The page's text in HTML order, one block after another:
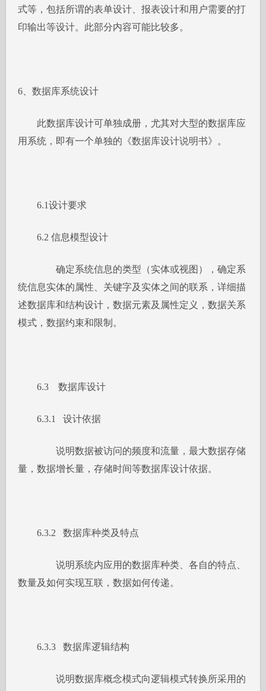
式等，包括所谓的表单设计、报表设计和用户需要的打
印输出等设计。此部分内容可能比较多。
6、数据库系统设计
此数据库设计可单独成册，尤其对大型的数据库应
用系统，即有一个单独的《数据库设计说明书》。
6.1设计要求
6.2 信息模型设计
确定系统信息的类型（实体或视图），确定系
统信息实体的属性、关键字及实体之间的联系，详细描
述数据库和结构设计，数据元素及属性定义，数据关系
模式，数据约束和限制。
6.3 数据库设计
6.3.1 设计依据
说明数据被访问的频度和流量，最大数据存储
量，数据增长量，存储时间等数据库设计依据。
6.3.2 数据库种类及特点
说明系统内应用的数据库种类、各自的特点、
数量及如何实现互联，数据如何传递。
6.3.3 数据库逻辑结构
说明数据库概念模式向逻辑模式转换所采用的